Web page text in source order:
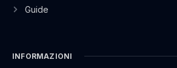
Guide
INFORMAZIONI